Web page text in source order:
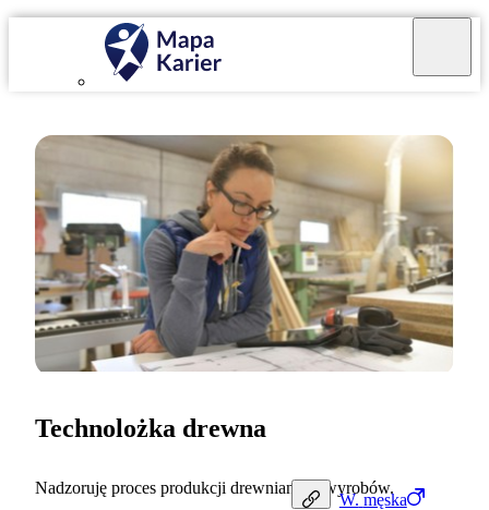
W. męska
Technolożka drewna
Nadzoruję proces produkcji drewnianych wyrobów.